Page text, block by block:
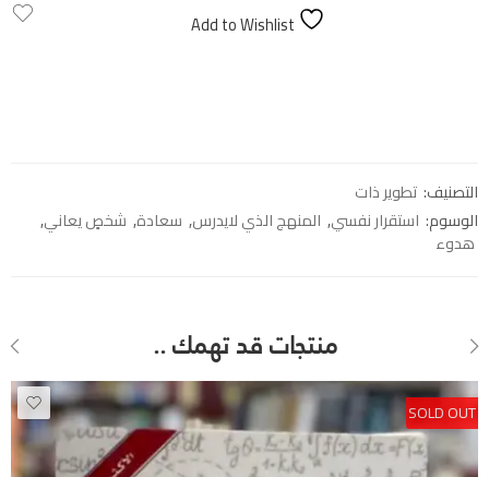
Add to Wishlist
التصنيف: تطوير ذات
الوسوم: استقرار نفسي, المنهج الذي لايدرس, سعادة, شخصٍ يعاني,
هدوء
منتجات قد تهمك ..
SOLD OUT